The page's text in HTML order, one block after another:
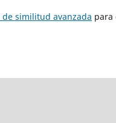
similitud avanzada para